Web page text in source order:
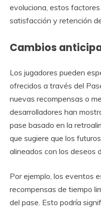
evoluciona, estos
satisfacción y retención
Cambios
Los jugadores pueden
ofrecidos a través del
nuevas recompensas o
desarrolladores han
pase basado en la
que sugiere que los
alineados con los deseos
Por ejemplo, los eventos
recompensas de tiempo
del pase. Esto podría